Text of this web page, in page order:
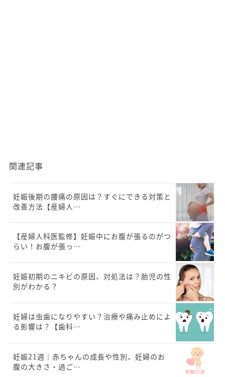
関連記事
妊娠後期の腰痛の原因は？すぐにできる対策と
改善方法【産婦人…
【産婦人科医監修】妊娠中にお腹が張るのがつ
らい！お腹が張っ…
妊娠初期のニキビの原因、対処法は？胎児の性
別がわかる？
妊婦は虫歯になりやすい？治療や痛み止めによ
る影響は？【歯科…
妊娠21週｜赤ちゃんの成長や性別、妊婦のお
腹の大きさ・過ご…